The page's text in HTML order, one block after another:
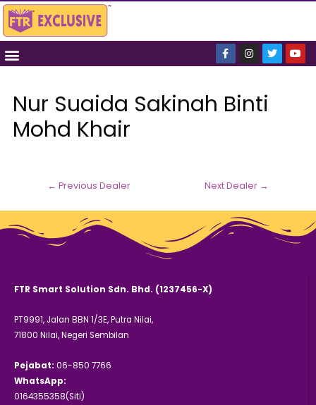
Nur Suaida Sakinah Binti
Mohd Khair
← Previous Dealer Next Dealer →
FTR Smart Solution Sdn. Bhd. (1237456-X)
PT9991, Jalan BBN 1/3E, Putra Nilai,
71800 Nilai, Negeri Sembilan
Pejabat: 06-850 7766
WhatsApp:
0164355358(Siti)